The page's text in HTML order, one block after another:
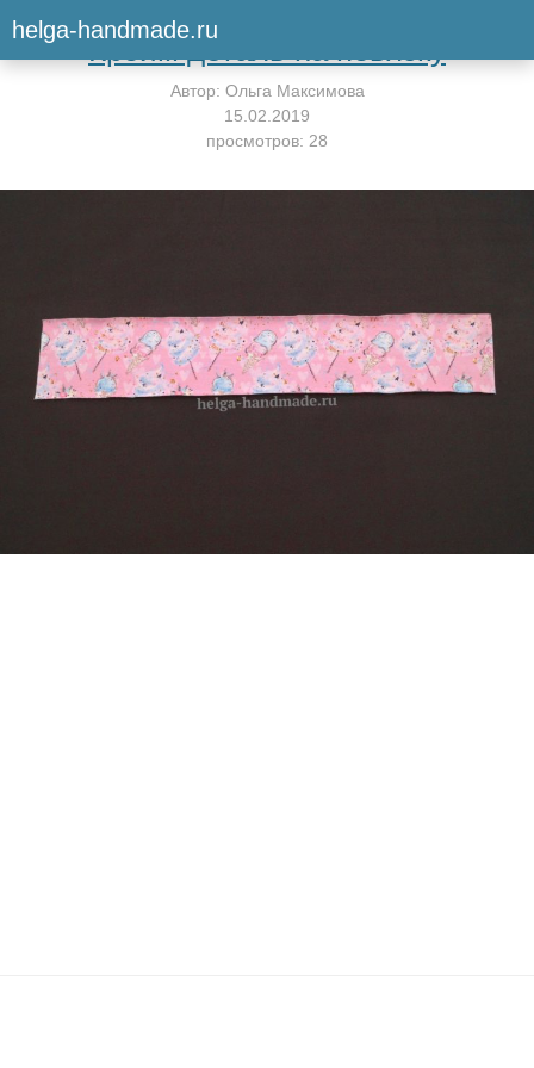
helga-handmade.ruВернуться к мастер-классу
Кроим деталь на повязку
Автор: Ольга Максимова
15.02.2019
просмотров: 28